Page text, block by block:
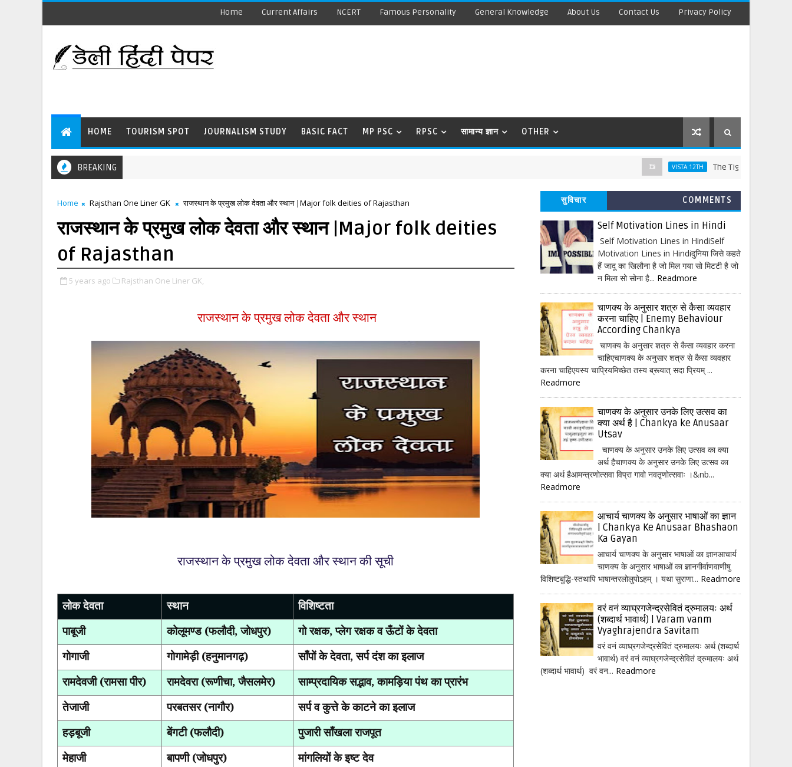
Home Current Affairs NCERT Famous Personality General Knowledge About Us Contact Us Privacy Policy
HOME TOURISM SPOT JOURNALISM STUDY BASIC FACT MP PSC RPSC सामान्य ज्ञान OTHER
BREAKING VISTA 12TH The Tiger King Words
Home Rajsthan One Liner GK राजस्थान के प्रमुख लोक देवता और स्थान |Major folk deities of Rajasthan
राजस्थान के प्रमुख लोक देवता और स्थान |Major folk deities
of Rajasthan
5 years ago Rajsthan One Liner GK,
राजस्थान के प्रमुख लोक देवता और स्थान
राजस्थान के प्रमुख लोक देवता और स्थान की सूची
लोक देवता स्थान
विशिष्टता
पाबूजी
कोलूमण्ड (फलौदी,जोधपुर) गो रक्षक,प्लेग रक्षक व ऊँटों के देवता
गोगाजी
गोगामेड़ी (हनुमानगढ़) साँपों के देवता,सर्प दंश का इलाज
रामदेवजी (रामसा पीर)
रामदेवरा (रूणीचा,जैसलमेर) साम्प्रदायिक सद्भाव,कामड़िया पंथ का प्रारंभ
तेजाजी
परबतसर (नागौर)
सर्प व कुत्ते के काटने का इलाज
हड़बूजी
बेंगटी (फलौदी)
पुजारी साँखला राजपूत
मेहाजी
बापणी (जोधपुर)
मांगलियों के इष्ट देव
सुविचार COMMENTS
Self Motivation Lines in Hindi
Self Motivation Lines in HindiSelf
Motivation Lines in Hindiदुनिया जिसे कहते
हैं जादू का खिलौना है जो मिल गया सो मिटटी है जो
न मिला सो सोना है... Readmore
चाणक्य के अनुसार शत्रु से कैसा व्यवहार
करना चाहिए | Enemy Behaviour
According Chankya
चाणक्य के अनुसार शत्रु से कैसा व्यवहार करना
चाहिएचाणक्य के अनुसार शत्रु से कैसा व्यवहार
करना चाहिएयस्य चाप्रियमिच्छेत तस्य ब्रूयात् सदा प्रियम् ...
Readmore
चाणक्य के अनुसार उनके लिए उत्सव का
क्या अर्थ है | Chankya ke Anusaar
Utsav
चाणक्य के अनुसार उनके लिए उत्सव का क्या
अर्थ हैचाणक्य के अनुसार उनके लिए उत्सव का
क्या अर्थ हैआमन्त्रणोत्सवा विप्रा गावो नवतृणोत्सवाः ।&nb...
Readmore
आचार्य चाणक्य के अनुसार भाषाओं का ज्ञान
| Chankya Ke Anusaar Bhashaon
Ka Gayan
आचार्य चाणक्य के अनुसार भाषाओं का ज्ञानआचार्य
चाणक्य के अनुसार भाषाओं का ज्ञानगीर्वाणवाणीषु
विशिष्टबुद्धि-स्तथापि भाषान्तरलोलुपोऽहम् । यथा सुराणा... Readmore
वरं वनं व्याघ्रगजेन्द्रसेवितं द्रुमालयः अर्थ
(शब्दार्थ भावार्थ) | Varam vanm
Vyaghrajendra Savitam
वरं वनं व्याघ्रगजेन्द्रसेवितं द्रुमालयः अर्थ (शब्दार्थ
भावार्थ) वरं वनं व्याघ्रगजेन्द्रसेवितं द्रुमालयः अर्थ
(शब्दार्थ भावार्थ) वरं वन... Readmore